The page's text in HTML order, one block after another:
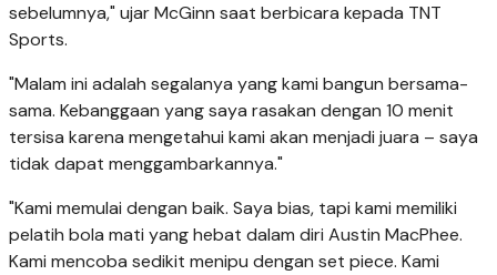
sebelumnya," ujar McGinn saat berbicara kepada TNT
Sports.
"Malam ini adalah segalanya yang kami bangun bersama-
sama. Kebanggaan yang saya rasakan dengan 10 menit
tersisa karena mengetahui kami akan menjadi juara – saya
tidak dapat menggambarkannya."
"Kami memulai dengan baik. Saya bias, tapi kami memiliki
pelatih bola mati yang hebat dalam diri Austin MacPhee.
Kami mencoba sedikit menipu dengan set piece. Kami